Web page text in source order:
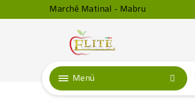
Marché Matinal - Mabru
Menü